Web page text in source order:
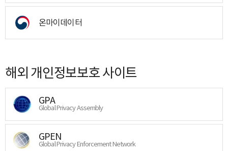
온마이데이터
해외 개인정보보호 사이트
GPA
Global Privacy Assembly
GPEN
Global Privacy Enforcement Network